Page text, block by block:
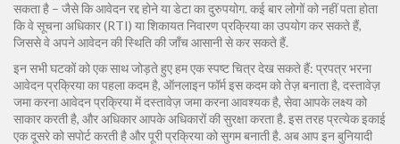
सकता है – जैसे कि आवेदन रद्द होने या डेटा का दुरुपयोग. कई बार लोगों को नहीं पता होता
कि वे सूचना अधिकार (RTI) या शिकायत निवारण प्रक्रिया का उपयोग कर सकते हैं,
जिससे वे अपने आवेदन की स्थिति की जाँच आसानी से कर सकते हैं.
इन सभी घटकों को एक साथ जोड़ते हुए हम एक स्पष्ट चित्र देख सकते हैं: प्रपत्र भरना
आवेदन प्रक्रिया का पहला कदम है, ऑनलाइन फॉर्म इस कदम को तेज़ बनाता है, दस्तावेज़
जमा करना आवेदन प्रक्रिया में दस्तावेज़ जमा करना आवश्यक है, सेवा आपके लक्ष्य को
साकार करती है, और अधिकार आपके अधिकारों की सुरक्षा करता है. इस तरह प्रत्येक इकाई
एक दूसरे को सपोर्ट करती है और पूरी प्रक्रिया को सुगम बनाती है. अब आप इन बुनियादी